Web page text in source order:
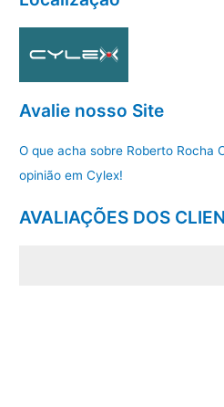
Avalie nosso Site
O que acha sobre Roberto Rocha
opinião em Cylex!
AVALIAÇÕES DOS